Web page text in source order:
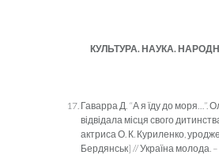
КУЛЬТУРА. НАУКА.
Гаварра Д. “А я їду до моря…”.
відвідала місця свого
актриса О. К. Куриленко,
Бердянськ] // Україна молода.